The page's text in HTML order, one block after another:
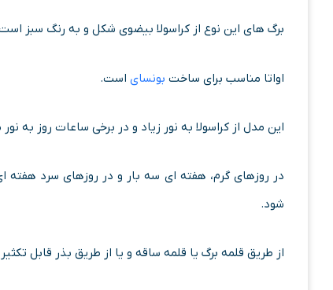
برگ های این نوع از کراسولا بیضوی شکل و به رنگ سبز
اواتا مناسب برای ساخت بونسای است.
این مدل از کراسولا به نور زیاد و در برخی ساعات روز به
در روزهای گرم، هفته ای سه بار و در روزهای سرد هفته
شود.
از طریق قلمه برگ یا قلمه ساقه و یا از طریق بذر قابل